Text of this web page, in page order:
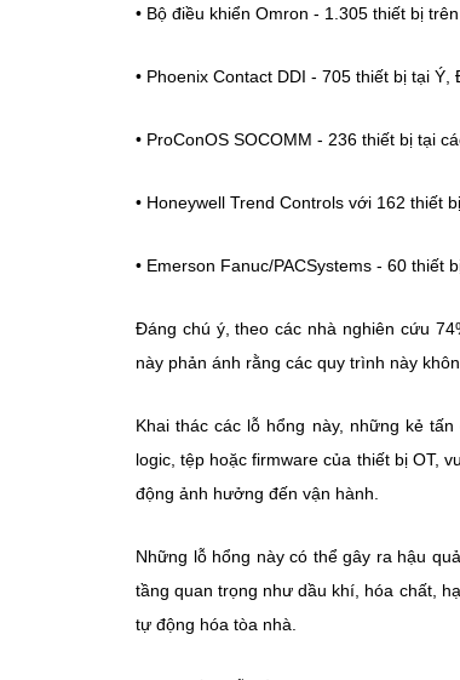
• Bộ điều khiển Omron - 1.305 thiết bị
• Phoenix Contact DDI - 705 thiết bị tại
• ProConOS SOCOMM - 236 thiết bị tại
• Honeywell Trend Controls với 162 thiết
• Emerson Fanuc/PACSystems - 60 thiết
Đáng chú ý, theo các nhà nghiên cứu
này phản ánh rằng các quy trình này
Khai thác các lỗ hổng này, những kẻ
logic, tệp hoặc firmware của thiết bị OT,
động ảnh hưởng đến vận hành.
Những lỗ hổng này có thể gây ra hậu
tầng quan trọng như dầu khí, hóa chất,
tự động hóa tòa nhà.